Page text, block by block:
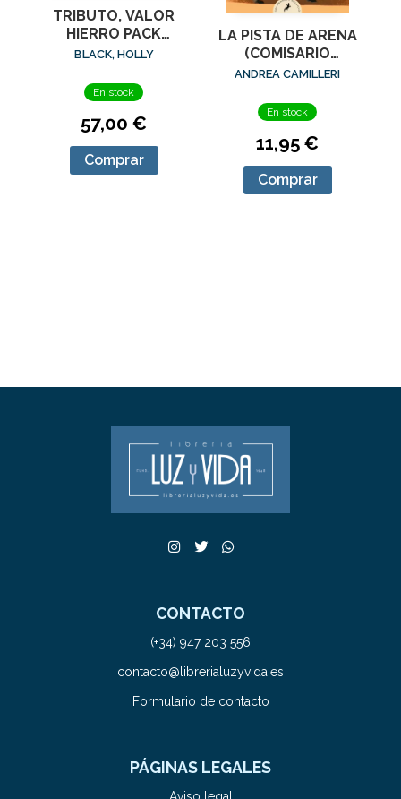
TRIBUTO, VALOR
HIERRO PACK
TRILOGIA
BLACK, HOLLY
En stock
57,00 €
Comprar
LA PISTA DE ARENA
(COMISARIO
MONTALBANO 16)
ANDREA CAMILLERI
En stock
11,95 €
Comprar
CONTACTO
(+34) 947 203 556
contacto@librerialuzyvida.es
Formulario de contacto
PÁGINAS LEGALES